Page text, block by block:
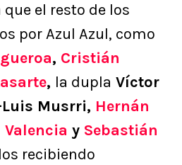
el resto de los
por Azul Azul, como
, Cristián
, la dupla Víctor
Musrri, Hernán
Valencia y Sebastián
recibiendo